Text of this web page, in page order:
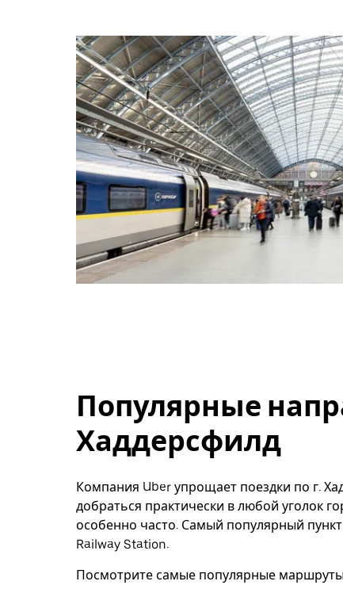
Популярные
Хаддерсфилд
Компания Uber упрощает поездки по г.
добраться практически в любой уголок
особенно часто. Самый популярный
Railway Station.
Посмотрите самые популярные